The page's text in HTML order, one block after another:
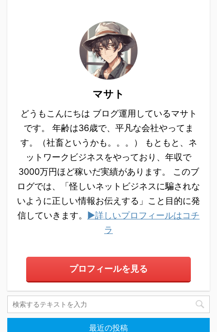
マサト
どうもこんにちは ブログ運用しているマサト
です。 年齢は36歳で、平凡な会社やってま
す。（社畜というかも。。。） もともと、ネ
ットワークビジネスをやっており、年収で
3000万円ほど稼いだ実績があります。 このブ
ログでは、「怪しいネットビジネスに騙されな
いように正しい情報お伝えする」こと目的に発
信していきます。
▶詳しいプロフィールはコチ
ラ
プロフィールを見る
最近の投稿